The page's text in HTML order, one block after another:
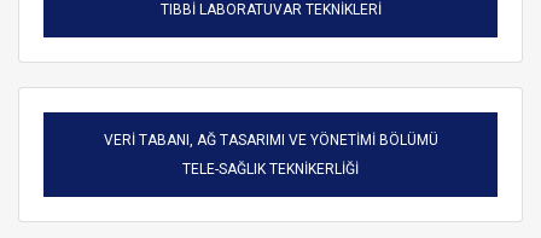
TIBBİ LABORATUVAR TEKNİKLERİ
VERİ TABANI, AĞ TASARIMI VE YÖNETİMİ BÖLÜMÜ
TELE-SAĞLIK TEKNİKERLİĞİ